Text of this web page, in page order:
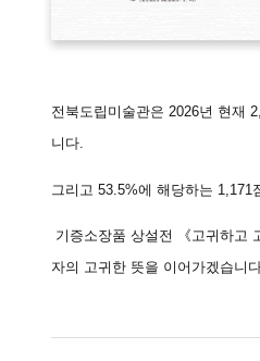
전북도립미술관은 2026년 현재
니다.
그리고 53.5%에 해당하는
기증소장품 상설전
《고귀하고
자의 고귀한 뜻을 이어가겠습니